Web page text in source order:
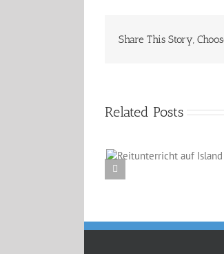
Share This Story,
Related Posts